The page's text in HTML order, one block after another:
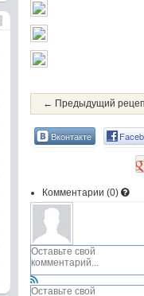
← Предыдущий
Вконтакте
Комментарии (0)